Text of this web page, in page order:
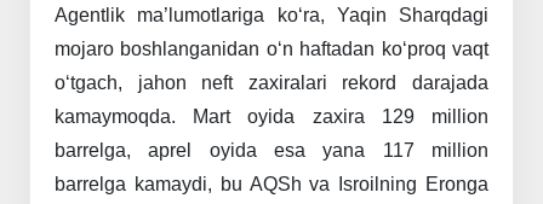
Agentlik
ma’lumotlariga ko‘ra, Yaqin
Sharqdagi
mojaro boshlanganidan o‘n haftadan ko‘proq vaqt
o‘tgach,
jahon neft zaxiralari rekord
darajada
kamaymoqda.
Mart oyida zaxira 129
million
barrelga,
aprel oyida esa yana 117
million
barrelga kamaydi, bu AQSh va Isroilning Eronga